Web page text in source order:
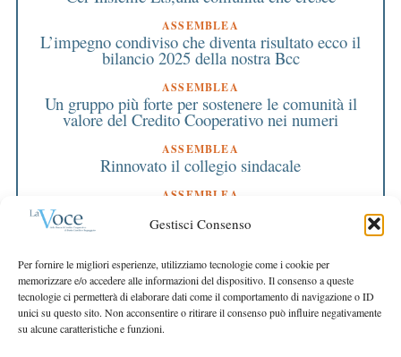
Gestisci Consenso
Per fornire le migliori esperienze, utilizziamo tecnologie come i cookie per
memorizzare e/o accedere alle informazioni del dispositivo. Il consenso a queste
tecnologie ci permetterà di elaborare dati come il comportamento di navigazione o ID
unici su questo sito. Non acconsentire o ritirare il consenso può influire negativamente
su alcune caratteristiche e funzioni.
ASSEMBLEA
L’impegno condiviso che diventa risultato ecco il
bilancio 2025 della nostra Bcc
ASSEMBLEA
Un gruppo più forte per sostenere le comunità il
valore del Credito Cooperativo nei numeri
ASSEMBLEA
Rinnovato il collegio sindacale
ASSEMBLEA
Bilancio approvato all’unanimità e 2 milioni
destinati al territorio
EDITORIALE DIRETTORE
Crescere restando riconoscibili
EDITORIALE PRESIDENTE
Costruire futuro insieme